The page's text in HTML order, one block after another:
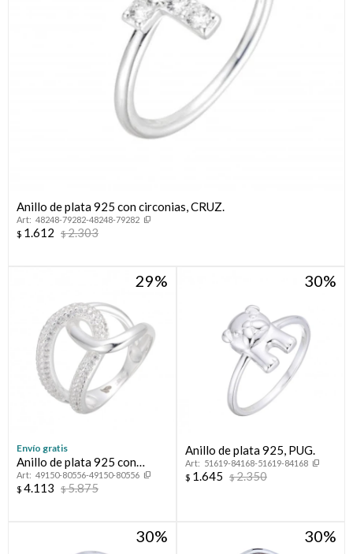
Anillo de plata 925 con circonias, CRUZ.
48248-79282-48248-79282
$ 1.612 $2.303
29
Envío gratis
Anillo de plata 925 con
circonias, LAZO.
49150-80556-49150-80556
$ 4.113 $5.875
30
Anillo de plata 925, PUG.
51619-84168-51619-84168
$ 1.645 $2.350
30 30